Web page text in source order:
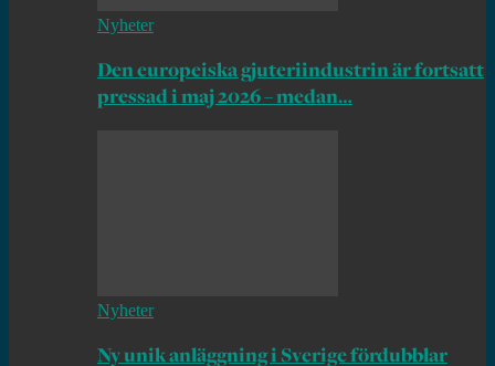
Nyheter
Den europeiska gjuteriindustrin är fortsatt
pressad i maj 2026 – medan…
Nyheter
Ny unik anläggning i Sverige fördubblar